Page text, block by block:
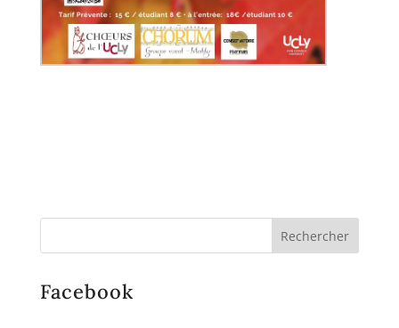
Facebook